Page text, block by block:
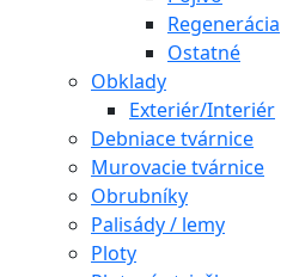
Regenerácia
Ostatné
Obklady
Exteriér/Interiér
Debniace tvárnice
Murovacie tvárnice
Obrubníky
Palisády / lemy
Ploty